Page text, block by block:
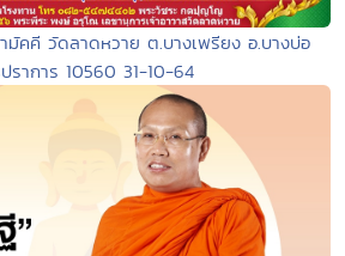
คคี วัดลาดหวาย ต.บางเพรียง อ.บางบ่อ
ราการ 10560 31-10-64